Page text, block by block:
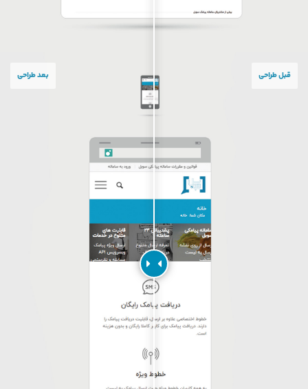
قبل طراحی بعد طراحی